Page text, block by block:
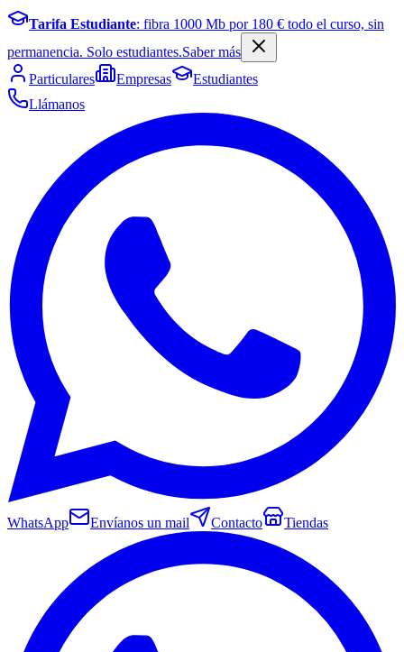
Tarifa Estudiante: fibra 1000 Mb por 180 € todo el curso, sin
permanencia. Solo estudiantes.Saber más
Particulares
Empresas
Estudiantes
Llámanos
WhatsApp Envíanos un mail Contacto Tiendas